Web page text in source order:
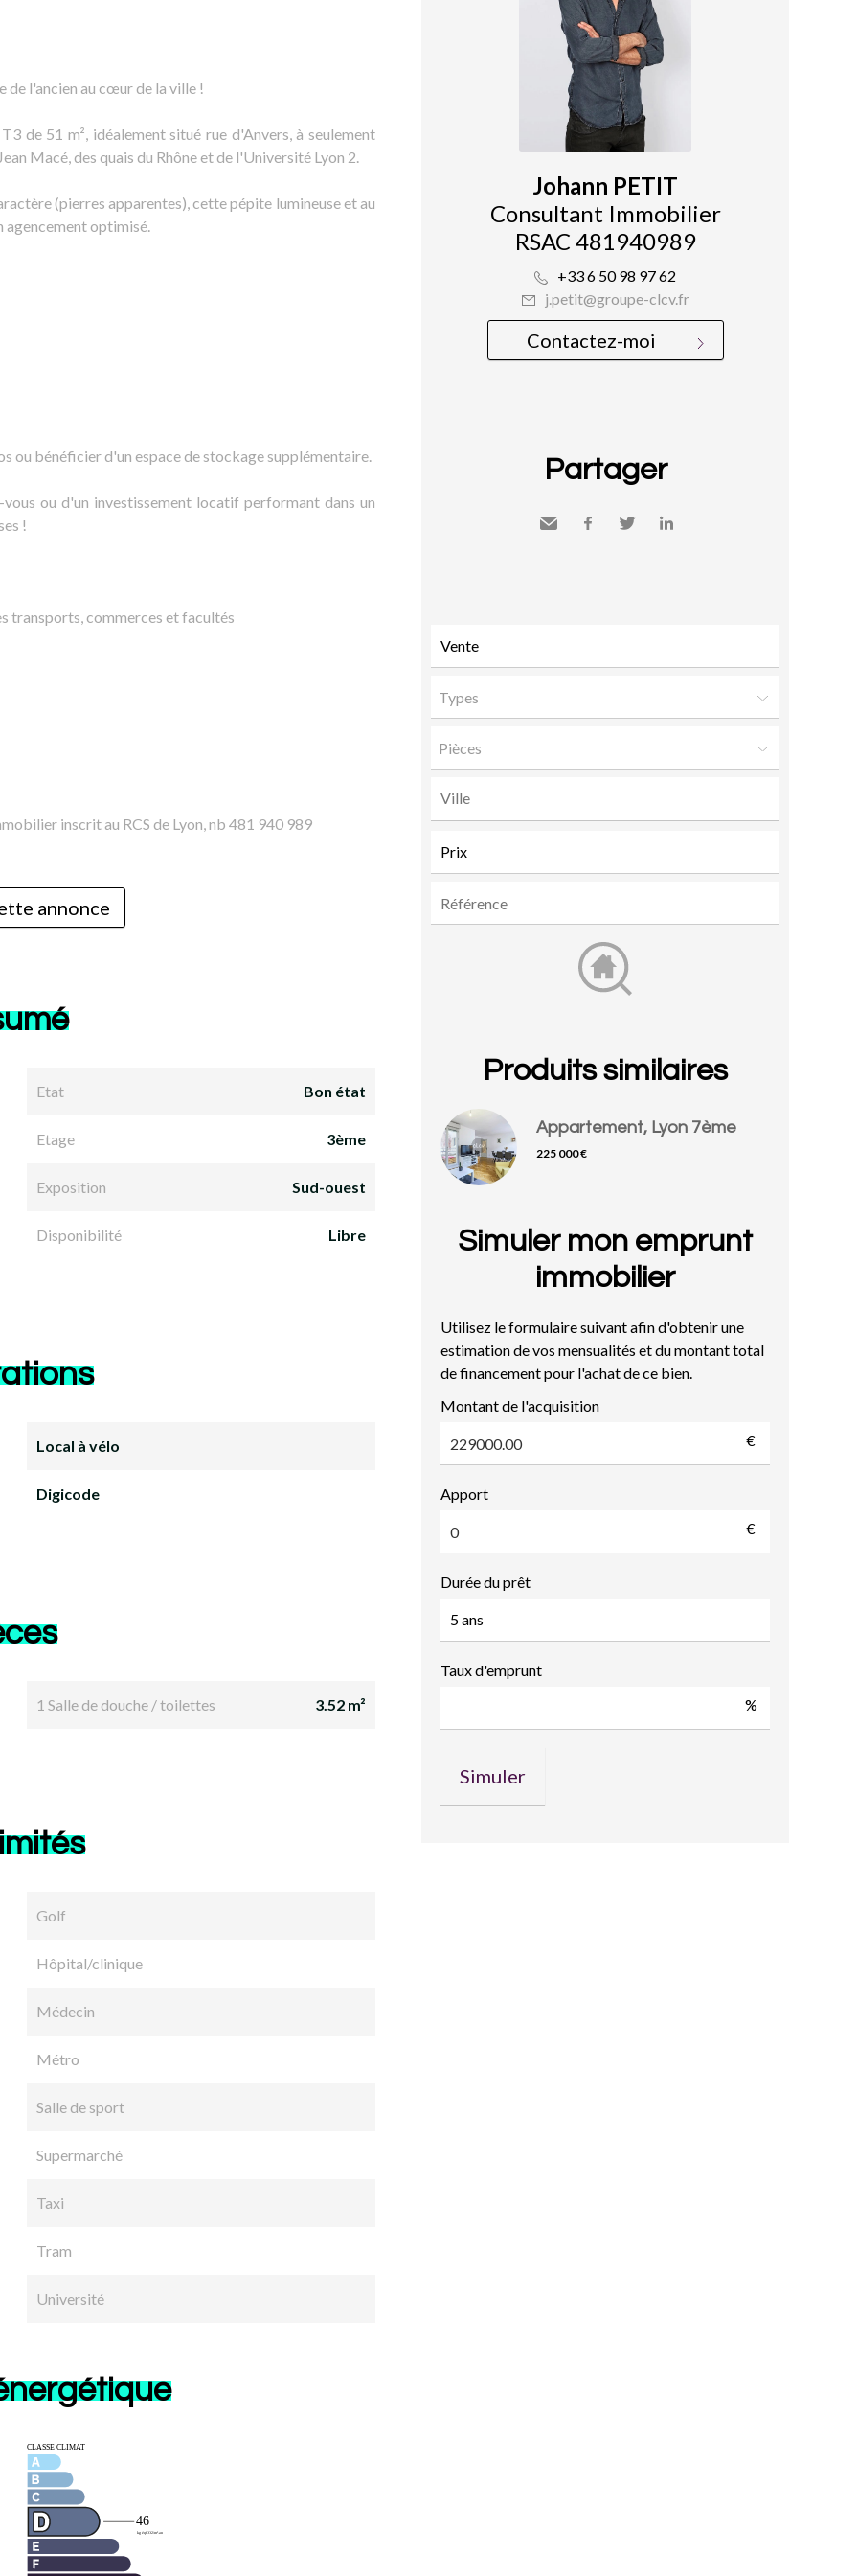
de l'ancien au cœur de la ville !
de 51 m², idéalement situé rue d'Anvers, à seulement
Macé, des quais du Rhône et de l'Université Lyon 2.
(pierres apparentes), cette pépite lumineuse et au
agencement optimisé.
ou bénéficier d'un espace de stockage supplémentaire.
ou d'un investissement locatif performant dans un
!
transports, commerces et facultés
inscrit au RCS de Lyon, nb 481 940 989
annonce
Etat Bon état
Etage 3ème
Exposition Sud-ouest
Disponibilité Libre
Local à vélo
Digicode
1 Salle de douche / toilettes 3.52 m²
Golf
Hôpital/clinique
Médecin
Métro
Salle de sport
Supermarché
Taxi
Tram
Université
Johann PETIT
Consultant Immobilier
RSAC 481940989
+33 6 50 98 97 62
j.petit@groupe-clcv.fr
Contactez-moi
Partager
Types
Pièces
Produits similaires
Appartement, Lyon 7ème
225 000 €
Simuler mon emprunt
immobilier
Utilisez le formulaire suivant afin d'obtenir une
estimation de vos mensualités et du montant total
de financement pour l'achat de ce bien.
Montant de l'acquisition
€
Apport
€
Durée du prêt
Taux d'emprunt
%